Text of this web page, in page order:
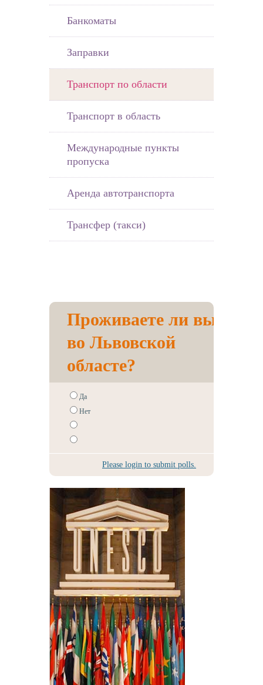
Банкоматы
Заправки
Транспорт по области
Транспорт в область
Международные пункты
пропуска
Аренда автотранспорта
Трансфер (такси)
Проживаете ли вы
во Львовской
областе?
Да
Нет
Please login to submit polls.